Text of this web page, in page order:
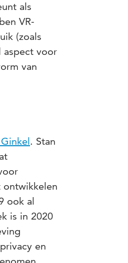
als
VR-
(zoals
aspect voor
van
. Stan
ontwikkelen
ook al
is in 2020
en